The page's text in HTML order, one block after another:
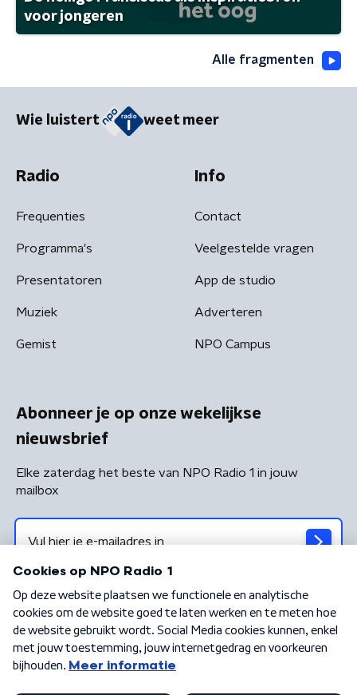
voor jongeren
Alle fragmenten
Wie luistert weet meer
Radio
Frequenties
Programma's
Presentatoren
Muziek
Gemist
Info
Contact
Veelgestelde vragen
App de studio
Adverteren
NPO Campus
Abonneer je op onze wekelijkse
nieuwsbrief
Elke zaterdag het beste van NPO Radio 1 in jouw
mailbox
Algemene voorwaarden